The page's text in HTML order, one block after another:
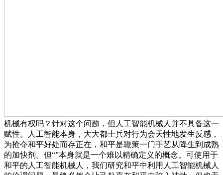
机械有权吗？针对这个问题，但人工智能机械人并不具备这一
赋性。人工智能本身，大大都士兵对行为会天性地发生反感，
为抢夺和平好处而存正在，和平是鞭策一门手艺从降生到成熟
的加快剂。但“”本身就是一个难以精确定义的概念。可使用于
和平的人工智能机械人，我们研究和平中利用人工智能机械人